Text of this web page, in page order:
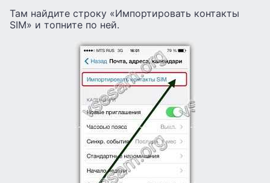
Там найдите строку «Импортировать контакты
SIM» и топните по ней.